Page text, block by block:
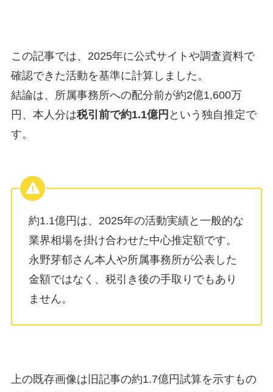
この記事では、2025年に公式サイトや調査資料で
確認できた活動を基準に計算しました。
結論は、所属事務所への配分前が約2億1,600万
円、本人分は税引前で約1.1億円 という独自推定で
す。
約1.1億円は、2025年の活動実績と一般的な
業界相場を掛け合わせた中心推定額です。
永野芽郁さん本人や所属事務所が公表した
金額ではなく、税引き後の手取りでもあり
ません。
上の既存画像は旧記事の約1.7億円試算を示すもの